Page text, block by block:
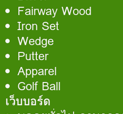
Fairway Wood
Iron Set
Wedge
Putter
Apparel
Golf Ball
เว็บบอร์ด